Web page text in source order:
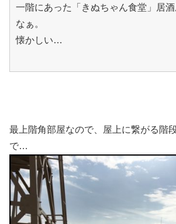
一階にあった「きぬちゃん食堂」居
なぁ。
懐かしい…
最上階角部屋なので、屋上に繋がる階
で…